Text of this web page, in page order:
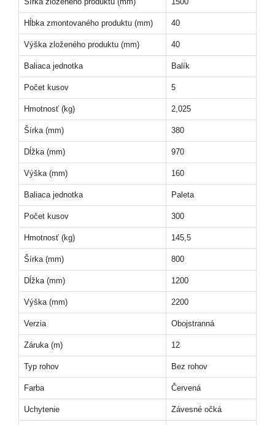
Hĺbka zmontovaného produktu (mm) 40
Výška zloženého produktu (mm) 40
Baliaca jednotka Balík
Počet kusov 5
Hmotnosť (kg) 2,025
Šírka (mm) 380
Dĺžka (mm) 970
Výška (mm) 160
Baliaca jednotka Paleta
Počet kusov 300
Hmotnosť (kg) 145,5
Šírka (mm) 800
Dĺžka (mm) 1200
Výška (mm) 2200
Verzia Obojstranná
Záruka (m) 12
Typ rohov Bez rohov
Farba Červená
Uchytenie Závesné očká